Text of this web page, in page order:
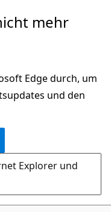
mehr
Edge durch, um
und den
Explorer und